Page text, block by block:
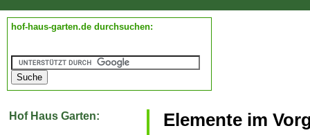
hof-haus-garten.de durchsuchen:
Hof Haus Garten: Elemente im